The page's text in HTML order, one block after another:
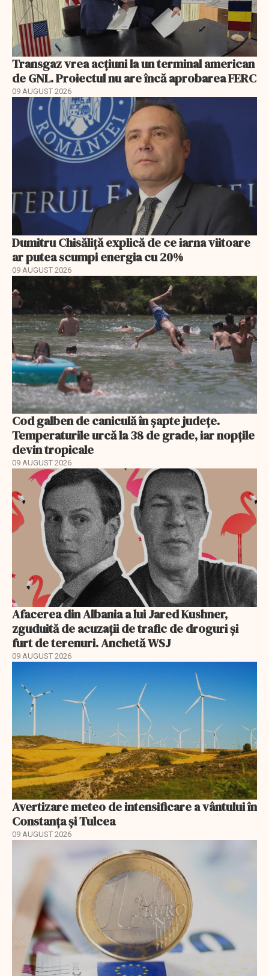
Transgaz vrea acțiuni la un terminal american
de GNL. Proiectul nu are încă aprobarea FERC
09 AUGUST 2026
Dumitru Chisăliță explică de ce iarna viitoare
ar putea scumpi energia cu 20%
09 AUGUST 2026
Cod galben de caniculă în șapte județe.
Temperaturile urcă la 38 de grade, iar nopțile
devin tropicale
09 AUGUST 2026
Afacerea din Albania a lui Jared Kushner,
zguduită de acuzații de trafic de droguri și
furt de terenuri. Anchetă WSJ
09 AUGUST 2026
Avertizare meteo de intensificare a vântului în
Constanța și Tulcea
09 AUGUST 2026